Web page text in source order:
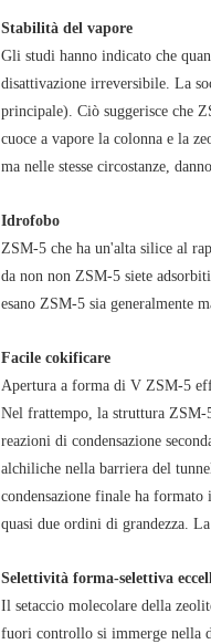
Stabilità del vapore
Gli studi hanno indicato che
disattivazione irreversibile. La
principale). Ciò suggerisce che
cuoce a vapore la colonna e la
ma nelle stesse circostanze,
Idrofobo
ZSM-5 che ha un'alta silice al
da non non ZSM-5 siete
esano ZSM-5 sia generalmente
Facile cokificare
Apertura a forma di V ZSM-5
Nel frattempo, la struttura ZSM-
reazioni di condensazione
alchiliche nella barriera del
condensazione finale ha
quasi due ordini di grandezza.
Selettività forma-selettiva
Il setaccio molecolare della
fuori controllo si immerge nella